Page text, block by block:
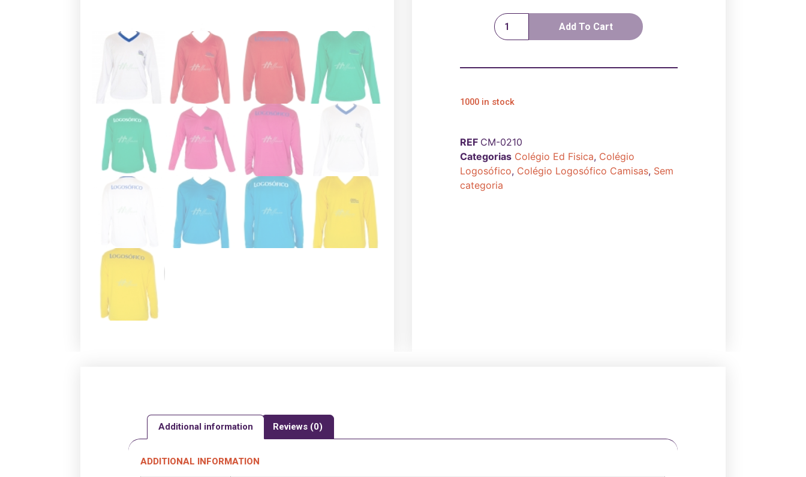
Add To Cart
1000 in stock
REF CM-0210
Categorias Colégio Ed Fisica, Colégio
Logosófico, Colégio Logosófico Camisas, Sem
categoria
Additional information Reviews (0)
ADDITIONAL INFORMATION